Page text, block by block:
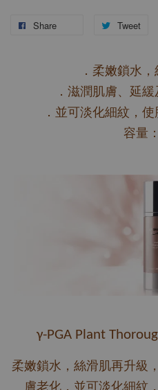
Share Tweet
．柔嫩鎖水
．滋潤肌膚、延
．並可淡化細紋，
容量
γ-PGA Plant
柔嫩鎖水，絲滑肌再升級
膚老化，並可淡化細紋